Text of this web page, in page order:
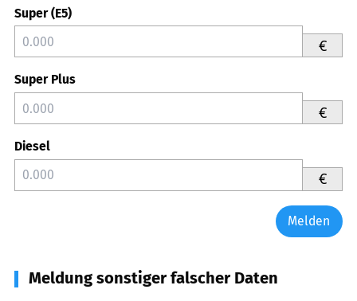
Super (E5)
€
Super Plus
€
Diesel
€
Melden
Meldung sonstiger falscher Daten